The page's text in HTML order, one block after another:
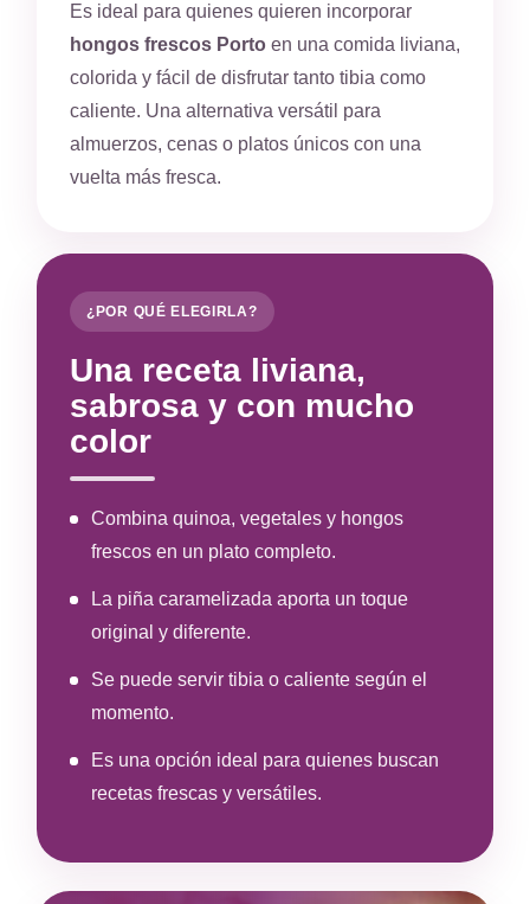
Es ideal para quienes quieren incorporar
hongos frescos Porto en una comida liviana,
colorida y fácil de disfrutar tanto tibia como
caliente. Una alternativa versátil para
almuerzos, cenas o platos únicos con una
vuelta más fresca.
¿POR QUÉ ELEGIRLA?
Una receta liviana,
sabrosa y con mucho
color
Combina quinoa, vegetales y hongos
frescos en un plato completo.
La piña caramelizada aporta un toque
original y diferente.
Se puede servir tibia o caliente según el
momento.
Es una opción ideal para quienes buscan
recetas frescas y versátiles.